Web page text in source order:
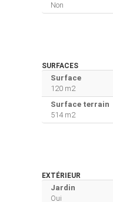
Non
SURFACES
Surface
120 m2
Surface terrain
514 m2
EXTÉRIEUR
Jardin
Oui